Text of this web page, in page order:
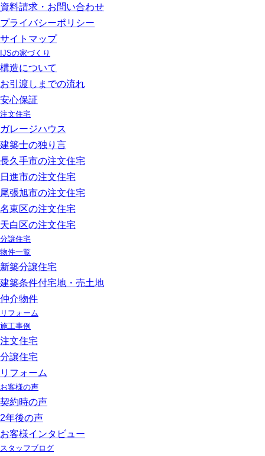
資料請求・お問い合わせ
プライバシーポリシー
サイトマップ
IJSの家づくり
構造について
お引渡しまでの流れ
安心保証
注文住宅
ガレージハウス
建築士の独り言
長久手市の注文住宅
日進市の注文住宅
尾張旭市の注文住宅
名東区の注文住宅
天白区の注文住宅
分譲住宅
物件一覧
新築分譲住宅
建築条件付宅地・売土地
仲介物件
リフォーム
施工事例
注文住宅
分譲住宅
リフォーム
お客様の声
契約時の声
2年後の声
お客様インタビュー
スタッフブログ